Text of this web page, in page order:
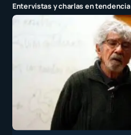
Entervistas y charlas en tendencia